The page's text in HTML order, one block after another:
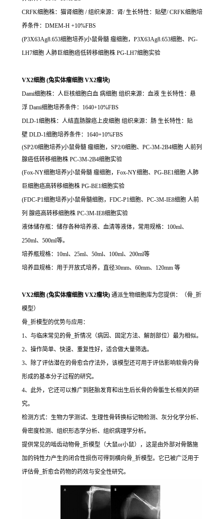
CRFK细胞株：猫肾细胞 / 组织来源：肾/ 生长特性：贴壁/ CRFK细胞培
养条件：DMEM-H +10%FBS
(P3X63Ag8.653细胞培养)小鼠骨髓 瘤细胞，P3X63Ag8.653细胞、PG-
LH7细胞 人肺巨细胞癌低转移细胞株 PG-LH7细胞实验
VX2细胞 (兔实体瘤细胞 VX2瘤块)
Dami细胞株：人巨核细胞白血 病细胞 组织来源：血液 生长特性：悬
浮 Dami细胞培养条件：1640+10%FBS
DLD-1细胞株：人结直肠腺癌上皮细胞 组织来源：肠 生长特性：贴
壁 DLD-1细胞培养条件：1640+10%FBS
(SP2/0细胞培养)小鼠骨髓 瘤细胞，SP2/0细胞、PC-3M-2B4细胞 人前列
腺癌低转移细胞株 PC-3M-2B4细胞实验
(Fox-NY细胞培养)小鼠骨髓 瘤细胞，Fox-NY细胞、PG-BE1细胞 人肺
巨细胞癌高转移细胞株 PG-BE1细胞实验
(FDC-P1细胞培养)小鼠骨髓细胞，FDC-P1细胞、PC-3M-IE8细胞 人前
列 腺癌高转移细胞株 PC-3M-IE8细胞实验
液体储存瓶：储存各种培养液、血清等液体，常用规格：100ml、
250ml、500ml等。
培养瓶规格：10ml、25ml、50ml、100ml、200ml等
培养皿规格：用于开放式培养，直径30mm、60mm、120mm 等
VX2细胞 (兔实体瘤细胞 VX2瘤块) 通派生物细胞库为您提供：（骨_折
模型）
骨_折模型的优势与应用：
1、与临床常见的骨_折情况（病因、固定方法、解剖部位）最为相似。
2、操作简单、快速、重复性好，适合做大量筛选。
3、除了评估潜在的骨愈合疗法外，该模型还可用于评估影响软骨内骨
形成的基本分子过程的研究。
4、此外，它还可以推广到胚胎发育和出生后长骨的骨骺生长相关的研
究。
检测方式：生物力学测试、生理性骨转换标记物检测、灰分化学分析、
骨密度检测、组织形态学分析、组织病理学分析。
提供常见的啮齿动物骨_折模型（大鼠or小鼠），这是由外部对骨骼施
加的钝性力产生的闭合性损伤可得到横向骨_折模型。它已被广泛用于
评估骨_折愈合药物的药效与安全性研究。